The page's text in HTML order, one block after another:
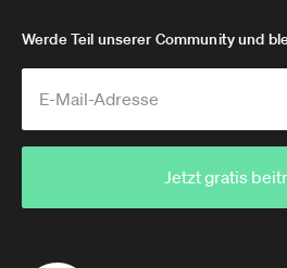
Werde Teil unserer Community und
Jetzt gratis